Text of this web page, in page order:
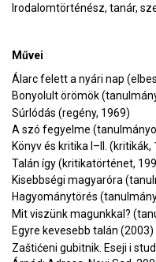
Irodalomtörténész, tanár,
Művei
Álarc felett a nyári nap
Bonyolult örömök
Súrlódás (regény, 1969)
A szó fegyelme
Könyv és kritika I–II.
Talán így (kritikatörténet,
Kisebbségi magyaróra
Hagyománytörés
Mit viszünk magunkkal?
Egyre kevesebb talán (2003)
Zaštićeni gubitnik. Eseji i